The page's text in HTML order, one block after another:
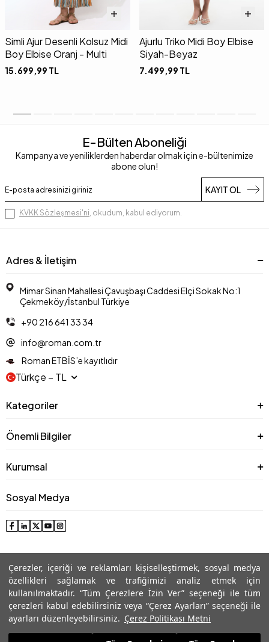
Çerezler, içeriği ve reklamları kişiselleştirmek, sosyal medya
özellikleri sağlamak ve trafiğimizi analiz etmek için
kullanılmaktadır. “Tüm Çerezlere İzin Ver” seçeneği ile tüm
çerezleri kabul edebilirsiniz veya “Çerez Ayarları” seçeneği ile
ayarları düzenleyebilirsiniz. Çerez Politikası Metni
Simli Ajur Desenli Kolsuz Midi
Boy Elbise Oranj - Multi
15.699,99 TL
Ajurlu Triko Midi Boy Elbise
Siyah-Beyaz
7.499,99 TL
E-Bülten Aboneliği
Kampanya ve yeniliklerden haberdar olmak için e-bültenimize
abone olun!
KAYIT OL
KVKK Sözleşmesi'ni, okudum, kabul ediyorum.
Adres & İletişim
Mimar Sinan Mahallesi Çavuşbaşı Caddesi Elçi Sokak No:1
Çekmeköy/İstanbul Türkiye
+90 216 641 33 34
info@roman.com.tr
Roman ETBİS’e kayıtlıdır
Türkçe − TL
Kategoriler
Önemli Bilgiler
Kurumsal
Sosyal Medya
© 2025 Roman® Tüm Hakları Saklıdır, İzinsiz kullanılamaz